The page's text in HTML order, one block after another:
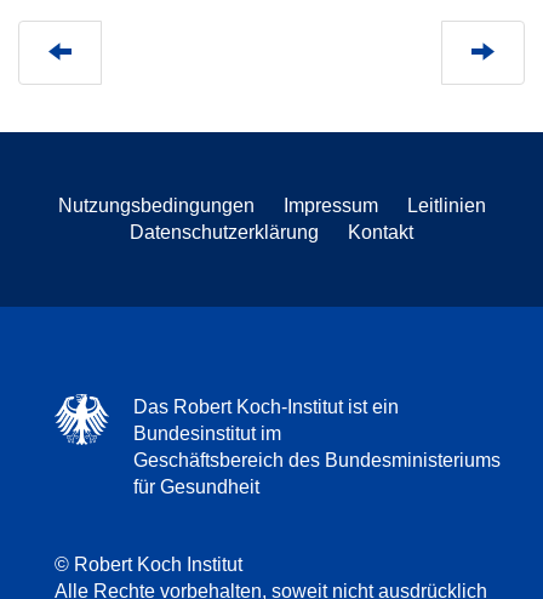
Nutzungsbedingungen Impressum
Leitlinien
Datenschutzerklärung
Kontakt
Das Robert Koch-Institut ist ein
Bundesinstitut im
Geschäftsbereich des Bundesministeriums
für Gesundheit
© Robert Koch Institut
Alle Rechte vorbehalten, soweit nicht ausdrücklich